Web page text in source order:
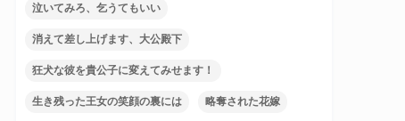
泣いてみろ、乞うてもいい
消えて差し上げます、大公殿下
狂犬な彼を貴公子に変えてみせます！
生き残った王女の笑顔の裏には 略奪された花嫁